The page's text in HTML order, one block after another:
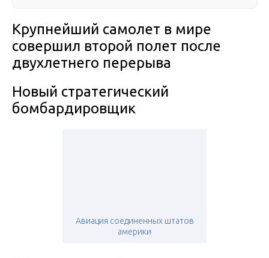
Крупнейший самолет в мире
совершил второй полет после
двухлетнего перерыва
Новый стратегический
бомбардировщик
Авиация соединенных штатов
америки